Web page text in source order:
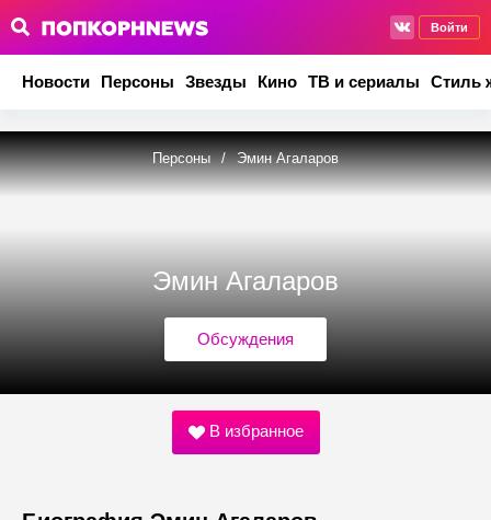
Войти
Новости Персоны Звезды Кино ТВ и сериалы Стиль
Персоны / Эмин Агаларов
Эмин Агаларов
Обсуждения
В избранное